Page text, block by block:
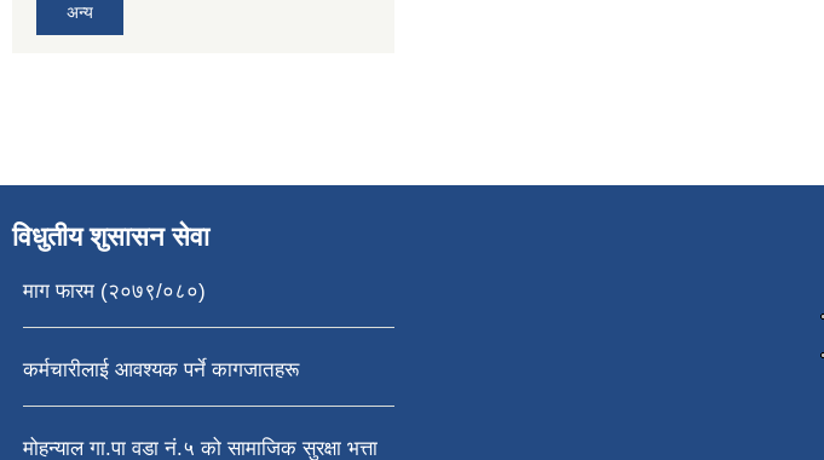
अन्य
विधुतीय शुसासन सेवा
माग फारम (२०७९/०८०)
कर्मचारीलाई आवश्यक पर्ने कागजातहरू
मोहन्याल गा.पा वडा नं.५ को सामाजिक सुरक्षा भत्ता